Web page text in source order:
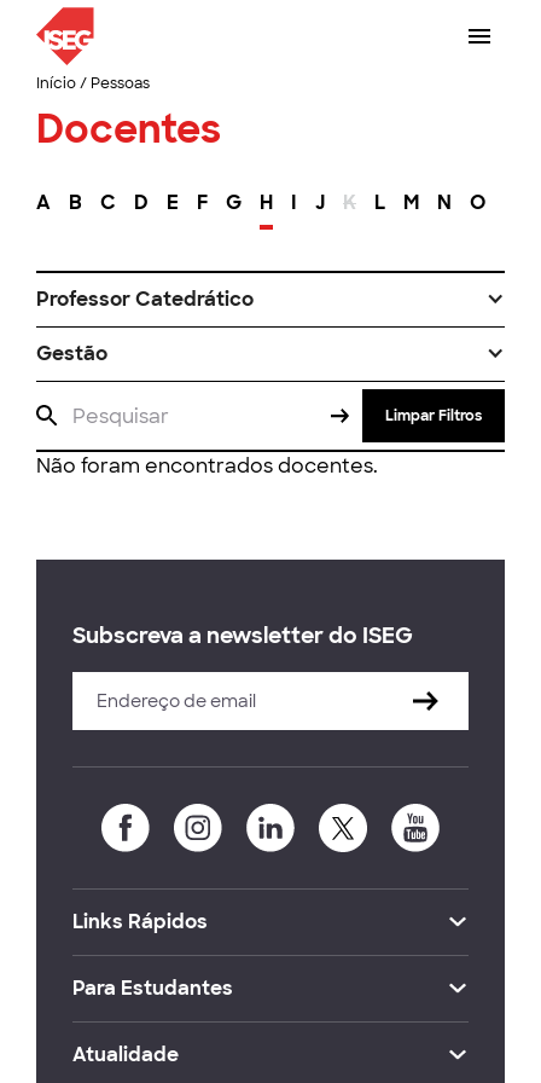
Início/ Pessoas
Docentes
A B C D E F G H I J K L M N O
Professor Catedrático
Gestão
Limpar Filtros
Não foram encontrados docentes.
Subscreva a newsletter do ISEG
Links Rápidos
Para Estudantes
Atualidade